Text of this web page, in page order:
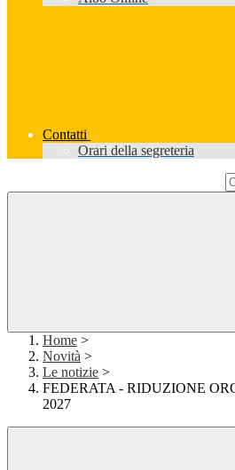
Contatti
Orari della segreteria
Home >
Novità >
Le notizie >
FEDERATA - RIDUZIONE
2027